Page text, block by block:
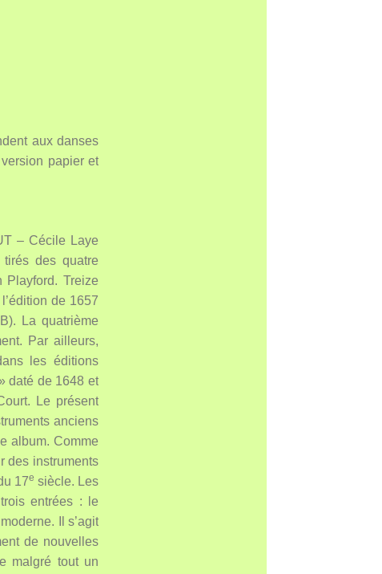
aux danses
papier et
– Cécile Laye
des quatre
Playford. Treize
de 1657
B). La quatrième
Par ailleurs,
les éditions
daté de 1648 et
Le présent
anciens
album. Comme
des instruments
17e siècle. Les
entrées : le
Il s’agit
de nouvelles
malgré tout un